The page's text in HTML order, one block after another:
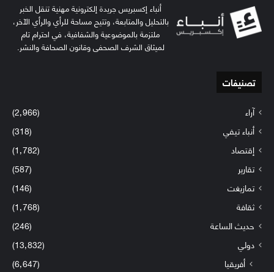
أنباء إكسبريس جريدة إلكترونية مهنية تنقل الخبر
بالتحليل والمتابعة، وتتيح مساحة للرأي والرأي الآخر،
ملتزمة بالموضوعية والشفافية، في احترام تام
لميثاق الشرف الصحفي وقانون الصحافة والنشر.
تصنيفات
آراء
(2٬966)
أنباء تيفي
(318)
إقتصاد
(1٬782)
تقارير
(587)
تمازيغت
(146)
ثقافة
(1٬768)
حديث الساعة
(246)
دولي
(13٬832)
أفريقيا
(6٬647)